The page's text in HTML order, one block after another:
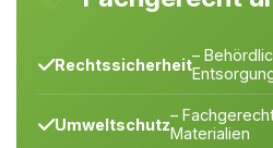
Rechtssicherheit–
Umweltschutz–
Materialien